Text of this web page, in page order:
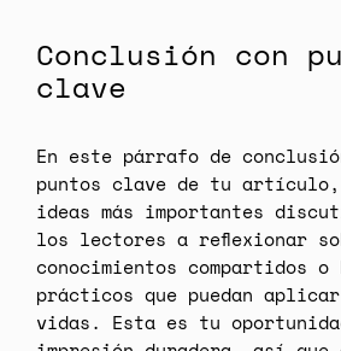
Conclusión con
clave
En este párrafo de
puntos clave de tu
ideas más importantes
los lectores a reflexionar
conocimientos compartidos
prácticos que puedan
vidas. Esta es tu